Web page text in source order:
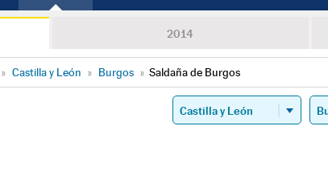
2014
» Castilla y León » Burgos » Saldaña de Burgos